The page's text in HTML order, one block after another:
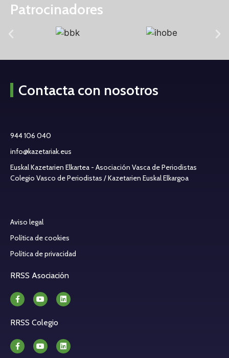
Patrocinadores
Contacta con nosotros
944 106 040
info@kazetariak.eus
Euskal Kazetarien Elkartea - Asociación Vasca de Periodistas
Colegio Vasco de Periodistas / Kazetarien Euskal Elkargoa
Aviso legal
Política de cookies
Política de privacidad
RRSS Asociación
RRSS Colegio